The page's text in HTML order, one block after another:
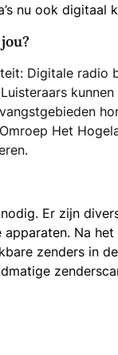
nu ook digitaal
Digitale radio
Het
Er zijn
apparaten. Na
zenders in